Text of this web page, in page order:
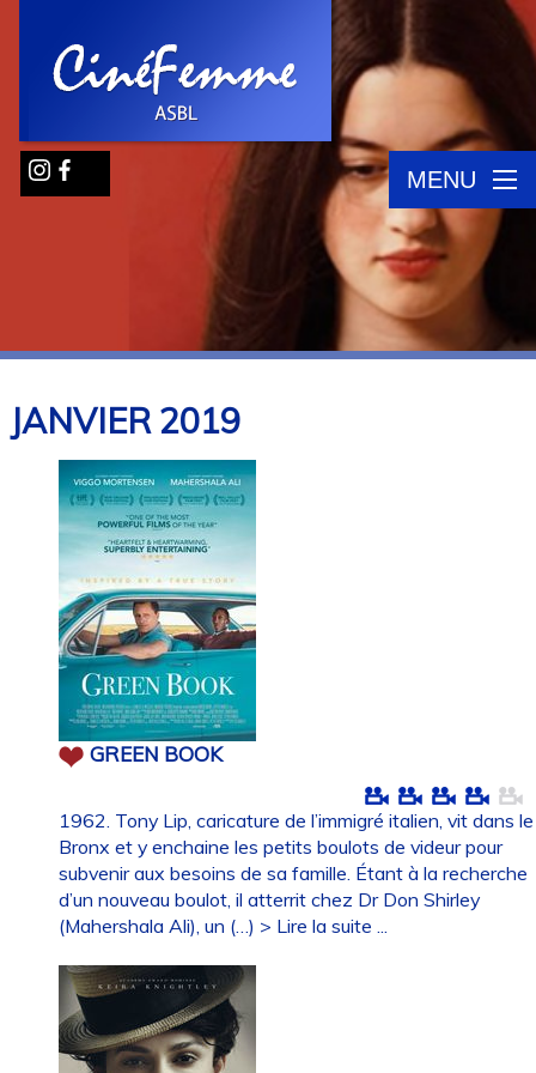
MENU
JANVIER2019
GREEN BOOK
1962. Tony Lip, caricature de l’immigré italien, vit dans le
Bronx et y enchaine les petits boulots de videur pour
subvenir aux besoins de sa famille. Étant à la recherche
d’un nouveau boulot, il atterrit chez Dr Don Shirley
(Mahershala Ali), un (…) > Lire la suite ...